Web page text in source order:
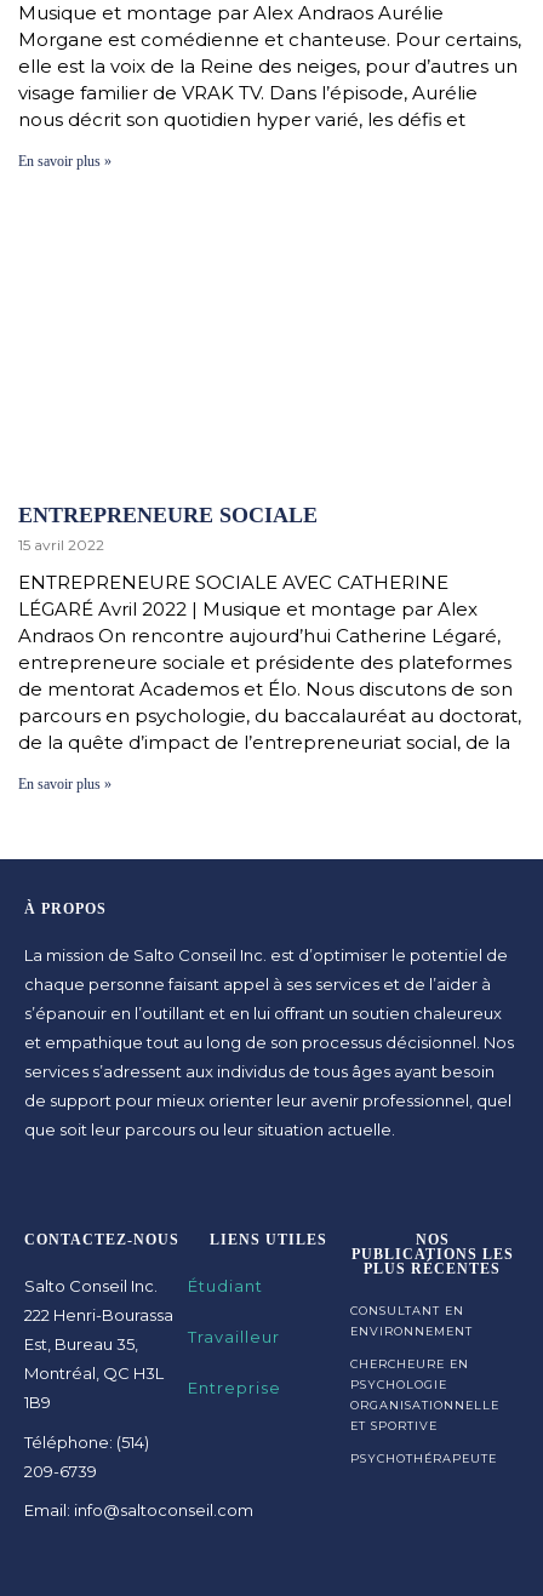
Musique et montage par Alex Andraos Aurélie
Morgane est comédienne et chanteuse. Pour certains,
elle est la voix de la Reine des neiges, pour d’autres un
visage familier de VRAK TV. Dans l’épisode, Aurélie
nous décrit son quotidien hyper varié, les défis et
En savoir plus »
ENTREPRENEURE SOCIALE
15 avril 2022
ENTREPRENEURE SOCIALE AVEC CATHERINE
LÉGARÉ Avril 2022 | Musique et montage par Alex
Andraos On rencontre aujourd’hui Catherine Légaré,
entrepreneure sociale et présidente des plateformes
de mentorat Academos et Élo. Nous discutons de son
parcours en psychologie, du baccalauréat au doctorat,
de la quête d’impact de l’entrepreneuriat social, de la
En savoir plus »
À PROPOS
La mission de Salto Conseil Inc. est d’optimiser le potentiel de
chaque personne faisant appel à ses services et de l’aider à
s’épanouir en l’outillant et en lui offrant un soutien chaleureux
et empathique tout au long de son processus décisionnel. Nos
services s’adressent aux individus de tous âges ayant besoin
de support pour mieux orienter leur avenir professionnel, quel
que soit leur parcours ou leur situation actuelle.
CONTACTEZ-NOUS
Salto Conseil Inc.
222 Henri-Bourassa
Est, Bureau 35,
Montréal, QC H3L
1B9
Téléphone: (514)
209-6739
Email: info@saltoconseil.com
LIENS UTILES
Étudiant
Travailleur
Entreprise
NOS
PUBLICATIONS LES
PLUS RÉCENTES
CONSULTANT EN
ENVIRONNEMENT
CHERCHEURE EN
PSYCHOLOGIE
ORGANISATIONNELLE
ET SPORTIVE
PSYCHOTHÉRAPEUTE